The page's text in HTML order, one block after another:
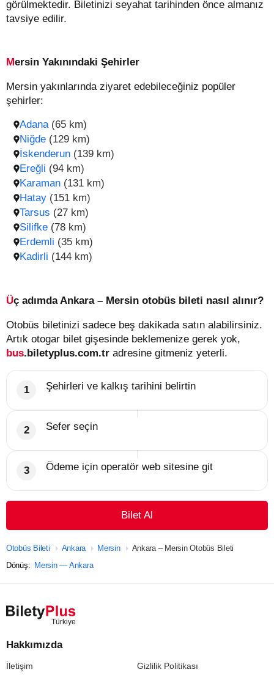
görülmektedir. Biletinizi seyahat tarihinden önce almanız
tavsiye edilir.
Mersin Yakınındaki Şehirler
Mersin yakınlarında ziyaret edebileceğiniz popüler
şehirler:
Adana (65 km)
Hatay (151 km)
Niğde (129 km)
Tarsus (27 km)
İskenderun (139 km)
Silifke (78 km)
Ereğli (94 km)
Erdemli (35 km)
Karaman (131 km)
Kadirli (144 km)
Üç adımda Ankara – Mersin otobüs bileti nasıl alınır?
Otobüs biletinizi sadece beş dakikada satın alabilirsiniz.
Artık otogar bilet gişesinde beklemenize gerek yok,
bus.biletyplus.com.tr adresine gitmeniz yeterli.
Şehirleri ve kalkış tarihini belirtin
Sefer seçin
Ödeme için operatör web sitesine git
Bilet Al
Otobüs Bileti Ankara Mersin
Ankara – Mersin Otobüs Bileti
Dönüş: Mersin — Ankara
Hakkımızda
İletişim Gizlilik Politikası